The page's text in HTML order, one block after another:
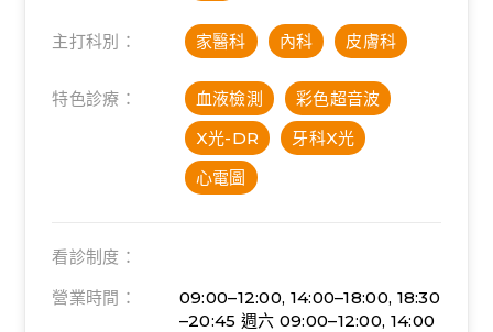
主打科別： 家醫科 內科 皮膚科
特色診療： 血液檢測
彩色超音波
X光-DR
牙科X光
心電圖
看診制度：
營業時間：
09:00–12:00, 14:00–18:00, 18:30
–20:45 週六 09:00–12:00, 14:00